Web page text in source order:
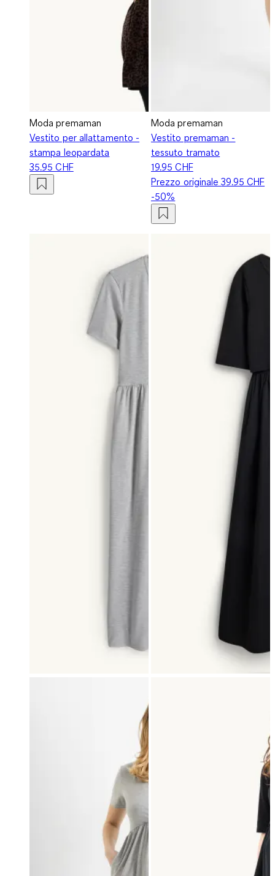
Moda premaman
Vestito per allattamento -
stampa leopardata
35.95 CHF
Moda premaman
Vestito premaman -
tessuto tramato
19.95 CHF
Prezzo originale39.95 CHF
-50%